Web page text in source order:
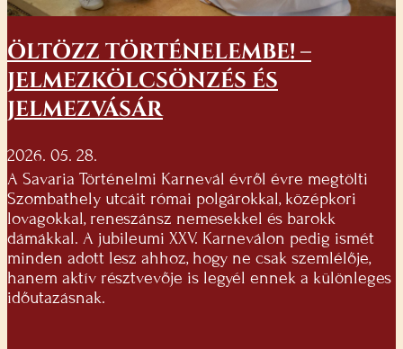
ÖLTÖZZ TÖRTÉNELEMBE! –
JELMEZKÖLCSÖNZÉS ÉS
JELMEZVÁSÁR
2026. 05. 28.
A Savaria Történelmi Karnevál évről évre megtölti
Szombathely utcáit római polgárokkal, középkori
lovagokkal, reneszánsz nemesekkel és barokk
dámákkal. A jubileumi XXV. Karneválon pedig ismét
minden adott lesz ahhoz, hogy ne csak szemlélője,
hanem aktív résztvevője is legyél ennek a különleges
időutazásnak.